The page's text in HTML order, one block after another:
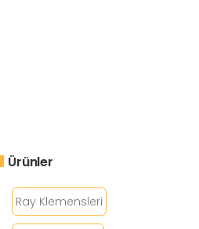
Ürünler
Ray Klemensleri